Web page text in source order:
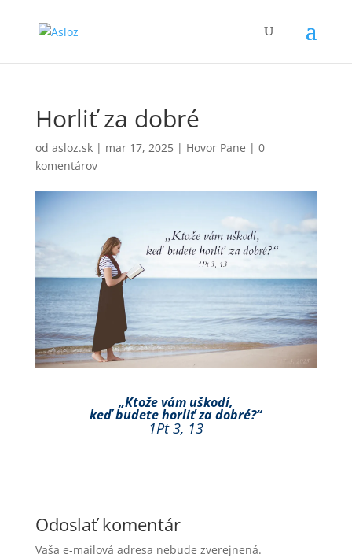
Horliť za dobré
od asloz.sk| mar 17, 2025| Hovor Pane | 0
komentárov
„Ktože vám uškodí,
keď budete horliť za dobré?“
1Pt 3, 13
Odoslať komentár
Vaša e-mailová adresa nebude zverejnená.